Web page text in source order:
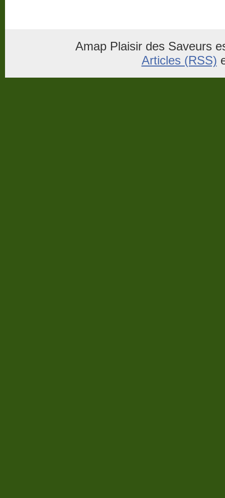
Amap Plaisir des Saveurs
Articles (RSS)